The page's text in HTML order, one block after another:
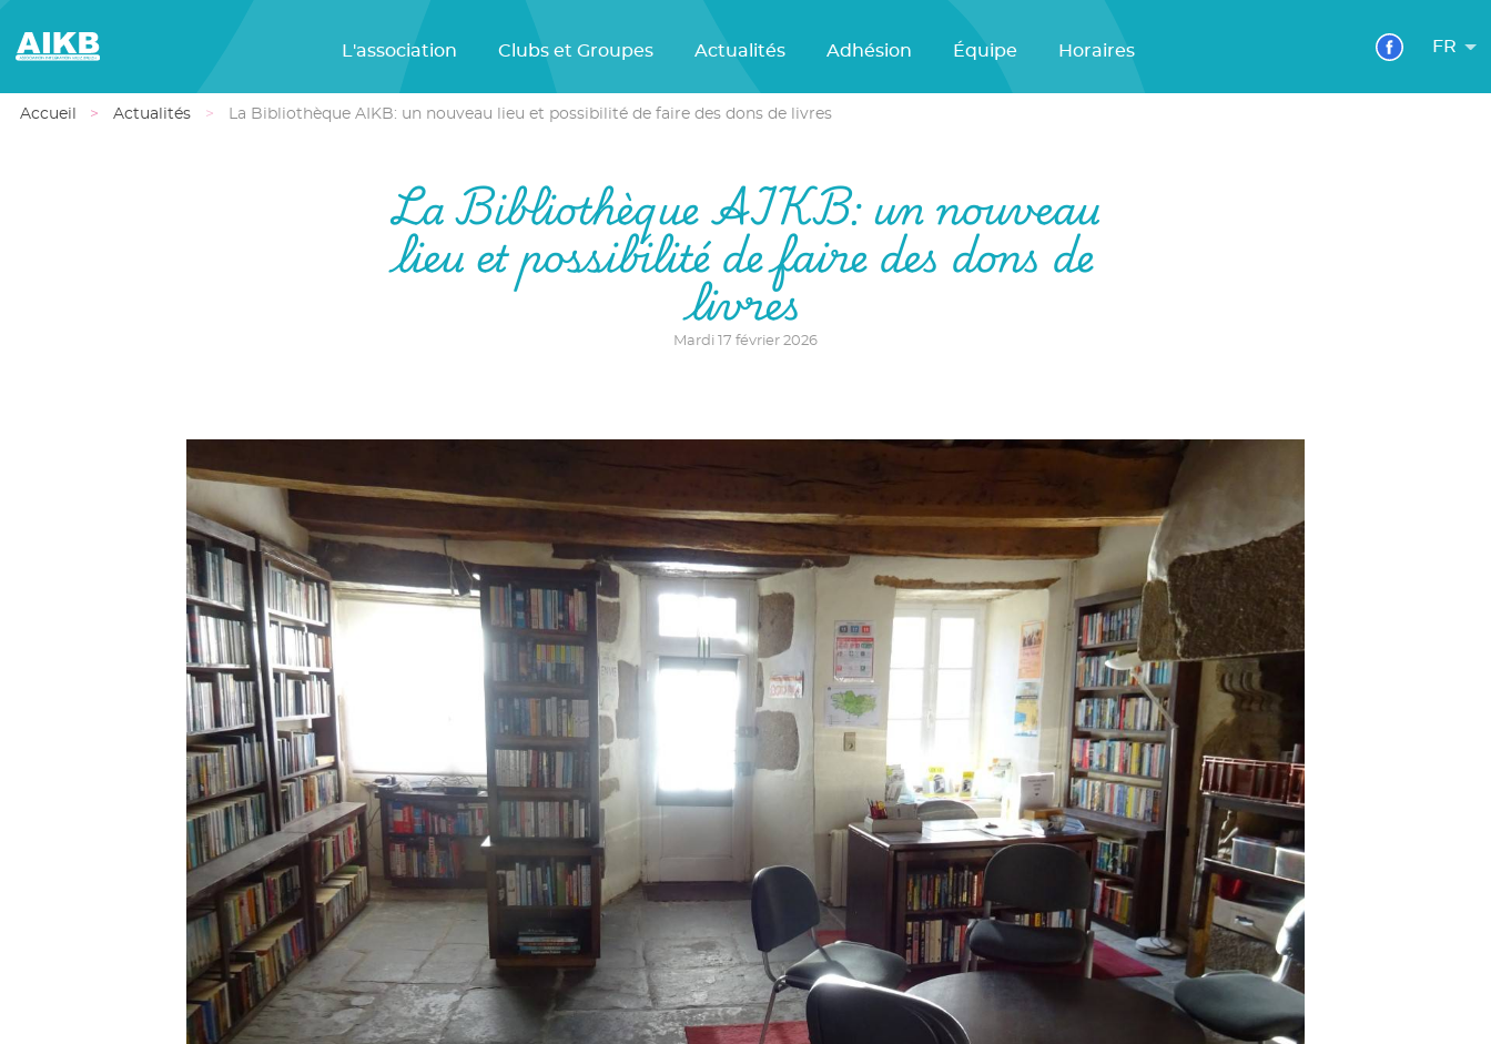
L'association Clubs et Groupes Actualités Adhésion Équipe Horaires FR
Accueil Actualités La Bibliothèque AIKB: un nouveau lieu et possibilité de faire des dons de livres
La Bibliothèque AIKB: un nouveau
lieu et possibilité de faire des dons de
livres
Mardi 17 février 2026